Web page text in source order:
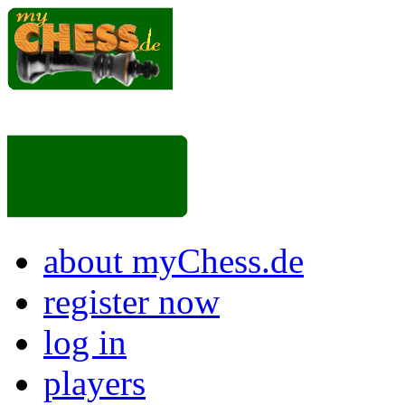
about myChess.de
register now
log in
players